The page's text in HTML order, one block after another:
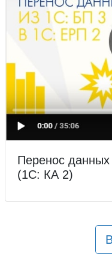
Перенос
(1С: КА 2)